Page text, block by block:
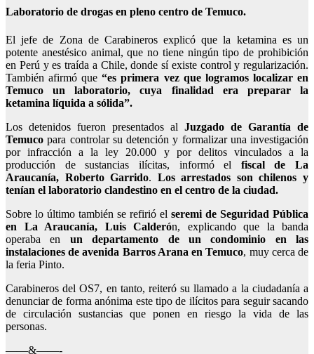
Laboratorio de drogas en pleno centro de Temuco.
El jefe de Zona de Carabineros explicó que la ketamina es un
potente anestésico animal, que no tiene ningún tipo de prohibición
en Perú y es traída a Chile, donde sí existe control y regularización.
También afirmó que“es primera vez que logramos localizar en
Temuco un laboratorio, cuya finalidad era preparar la
ketamina líquida a sólida”.
Los detenidos fueron presentados al Juzgado de Garantía de
Temuco para controlar su detención y formalizar una investigación
por infracción a la ley 20.000 y por delitos vinculados a la
producción de sustancias ilícitas, informó el fiscal de La
Araucanía, Roberto Garrido. Los arrestados son chilenos y
tenían el laboratorio clandestino en el centro de la ciudad.
Sobre lo último también se refirió el seremi de Seguridad Pública
en La Araucanía, Luis Calderón, explicando que la banda
operaba en un departamento de un condominio en las
instalaciones de avenida Barros Arana en Temuco, muy cerca de
la feria Pinto.
Carabineros del OS7, en tanto, reiteró su llamado a la ciudadanía a
denunciar de forma anónima este tipo de ilícitos para seguir sacando
de circulación sustancias que ponen en riesgo la vida de las
personas.
——&——-